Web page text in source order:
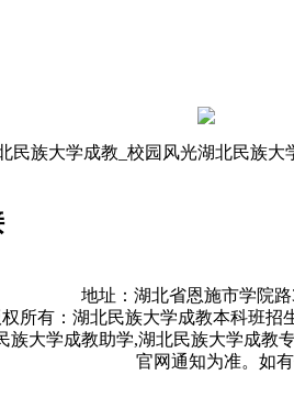
民族大学成教_校园风光湖北民族大
地址：湖北省恩施市学院
所有：湖北民族大学成教本科班招
大学成教助学,湖北民族大学成
官网通知为准。如